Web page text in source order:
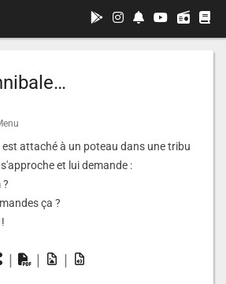
attaché à un poteau dans une tribu
et lui demande :
?
ça ?
| | |